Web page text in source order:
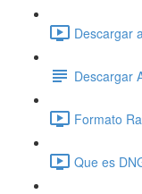
Descargar
Descargar
Formato
Que es